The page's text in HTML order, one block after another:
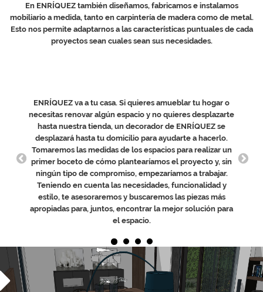
En ENRÍQUEZ también diseñamos, fabricamos e instalamos
mobiliario a medida, tanto en carpintería de madera como de metal.
Esto nos permite adaptarnos a las características puntuales de cada
proyectos sean cuales sean sus necesidades.
ENRÍQUEZ va a tu casa. Si quieres amueblar tu hogar o
necesitas renovar algún espacio y no quieres desplazarte
hasta nuestra tienda, un decorador de ENRÍQUEZ se
desplazará hasta tu domicilio para ayudarte a hacerlo.
Tomaremos las medidas de los espacios para realizar un
primer boceto de cómo plantearíamos el proyecto y, sin
ningún tipo de compromiso, empezaríamos a trabajar.
Teniendo en cuenta las necesidades, funcionalidad y
estilo, te asesoraremos y buscaremos las piezas más
apropiadas para, juntos, encontrar la mejor solución para
el espacio.